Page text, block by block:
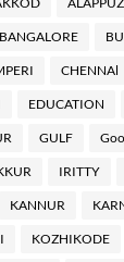
BANGALORE
CHENNAl
EDUCATION
GULF
IRITTY
KANNUR
KOZHIKODE